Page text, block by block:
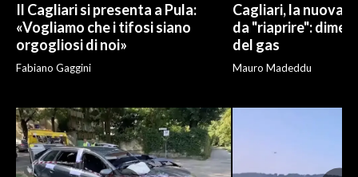
Il Cagliari si presenta a Pula:
«Vogliamo che i tifosi siano
orgogliosi di noi»
Fabiano Gaggini
Cagliari, la nuova
da "riaprire":
del gas
Mauro Madeddu